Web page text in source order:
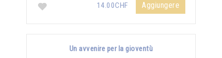
14.00CHF Aggiungere
Un avvenire per la gioventù